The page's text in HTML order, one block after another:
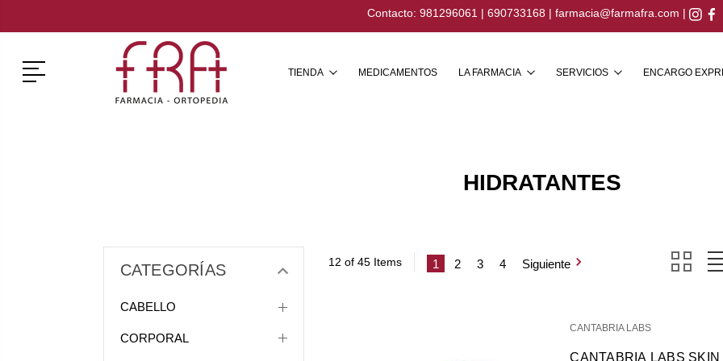
Contacto: 981296061 | 690733168 | farmacia@farmafra.com |
Menú TIENDA MEDICAMENTOS LA FARMACIA SERVICIOS ENCARGO
HIDRATANTES
CATEGORÍAS
CABELLO
CORPORAL
12 of 45 Items 1 2 3 4 Siguiente
CANTABRIA LABS
CANTABRIA LABS